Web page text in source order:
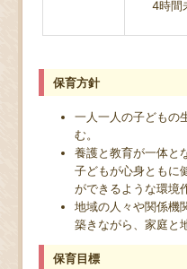
4時間
保育方針
一人一人の子どもの
む。
養護と教育が一体と
子どもが心身ともに
ができるような環境
地域の人々や関係機
築きながら、家庭と
保育目標